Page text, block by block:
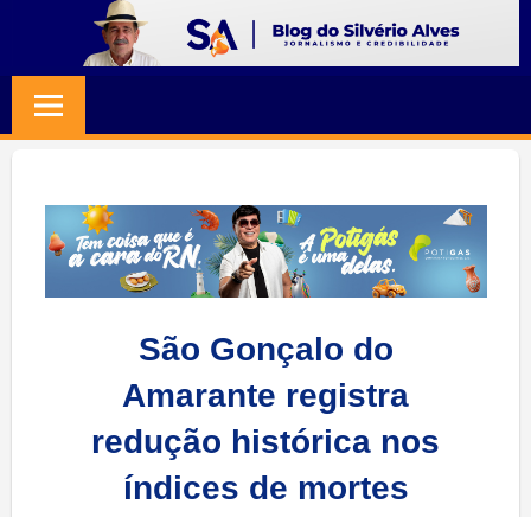
content
SILVERIO
ALVES
Jornalismo
Credibilidade
São Gonçalo do
Amarante registra
redução histórica nos
índices de mortes